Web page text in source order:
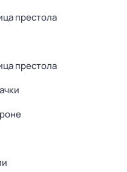
престола
престола